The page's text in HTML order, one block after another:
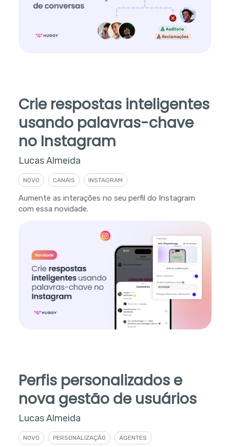
Crie respostas inteligentes
usando palavras-chave
no Instagram
Lucas Almeida
NOVO CANAIS INSTAGRAM
Aumente as interações no seu perfil do Instagram
com essa novidade.
Perfis personalizados e
nova gestão de usuários
Lucas Almeida
NOVO PERSONALIZAÇÃO AGENTES